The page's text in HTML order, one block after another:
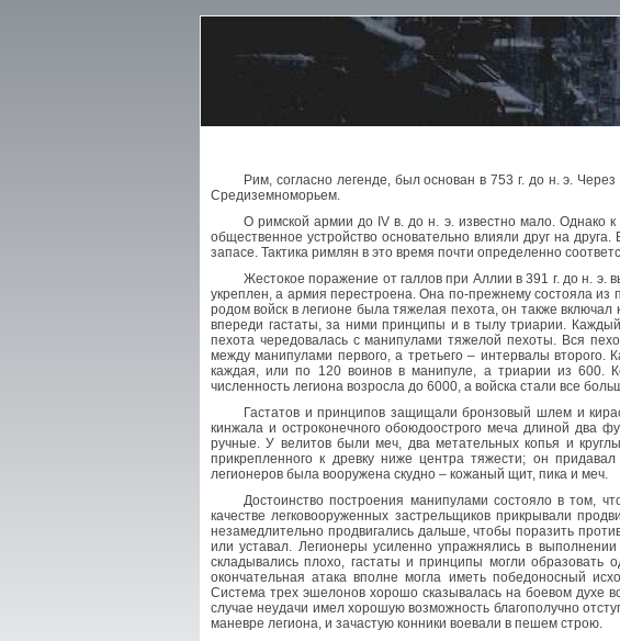
Рим, согласно легенде, был основан в 753 г. до н. э.
Средиземноморьем.
О римской армии до IV в. до н. э. известно мало. Однако
общественное устройство основательно влияли друг на
запасе. Тактика римлян в это время почти определенно
Жестокое поражение от галлов при Аллии в 391 г. до н.
укреплен, а армия перестроена. Она по-прежнему состояла
родом войск в легионе была тяжелая пехота, он также
впереди гастаты, за ними принципы и в тылу триарии.
пехота чередовалась с манипулами тяжелой пехоты. Вся
между манипулами первого, а третьего – интервалы
каждая, или по 120 воинов в манипуле, а триарии из 600.
численность легиона возросла до 6000, а войска стали все
Гастатов и принципов защищали бронзовый шлем и
кинжала и остроконечного обоюдоострого меча длиной два
ручные. У велитов были меч, два метательных копья и
прикрепленного к древку ниже центра тяжести; он
легионеров была вооружена скудно – кожаный щит, пика и меч.
Достоинство построения манипулами состояло в том,
качестве легковооруженных застрельщиков прикрывали
незамедлительно продвигались дальше, чтобы поразить
или уставал. Легионеры усиленно упражнялись в
складывались плохо, гастаты и принципы могли образовать
окончательная атака вполне могла иметь победоносный
Система трех эшелонов хорошо сказывалась на боевом духе
случае неудачи имел хорошую возможность благополучно
маневре легиона, и зачастую конники воевали в пешем строю.